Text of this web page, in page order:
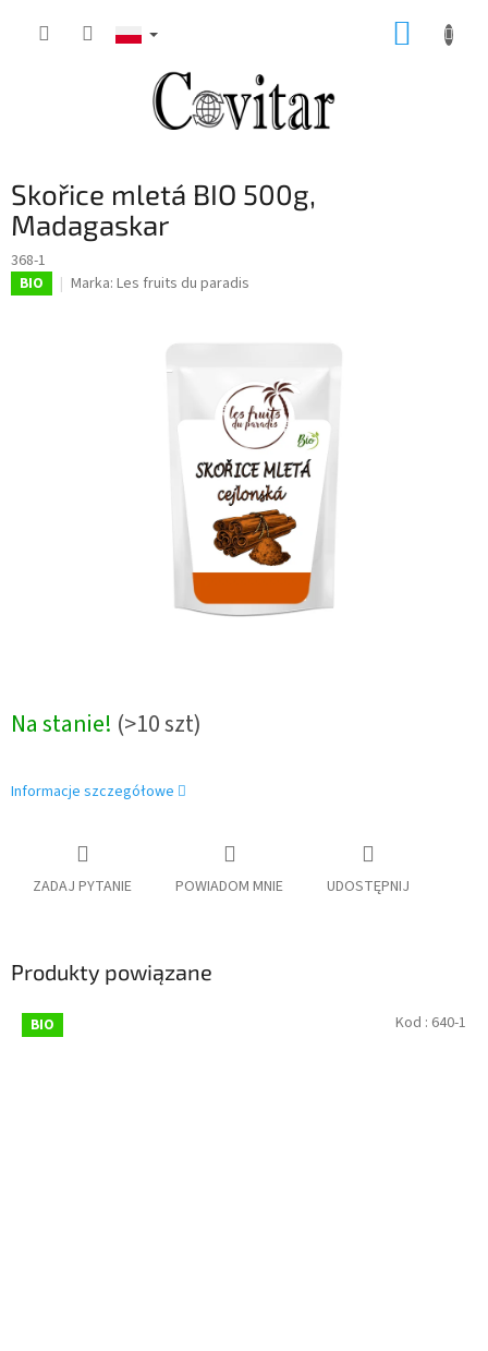
Skořice mletá BIO 500g,
Madagaskar
368-1
BIO Marka: Les fruits du paradis
Na stanie! (>10 szt)
Informacje szczegółowe
ZADAJ PYTANIE POWIADOM MNIE UDOSTĘPNIJ
Produkty powiązane
BIO Kod : 640-1